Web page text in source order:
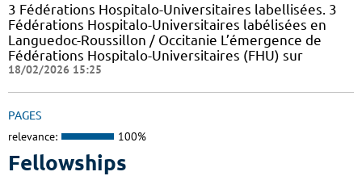
3 Fédérations Hospitalo-Universitaires labellisées. 3
Fédérations Hospitalo-Universitaires labélisées en
Languedoc-Roussillon / Occitanie L’émergence de
Fédérations Hospitalo-Universitaires (FHU) sur
18/02/2026 15:25
PAGES
relevance: 100%
Fellowships